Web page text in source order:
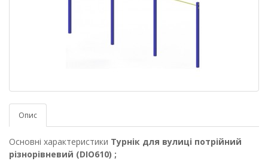
Опис
Основні характеристики Турнік для вулиці потрійний
різнорівневий (DIO610) ;